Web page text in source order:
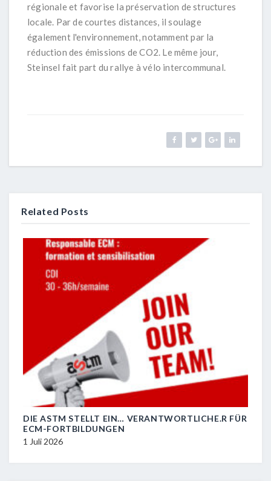
régionale et favorise la préservation de structures
locale. Par de courtes distances, il soulage
également l'environnement, notamment par la
réduction des émissions de CO2. Le même jour,
Steinsel fait part du rallye à vélo intercommunal.
Related Posts
DIE ASTM STELLT EIN… VERANTWORTLICHE.R FÜR
ECM-FORTBILDUNGEN
1 Juli 2026